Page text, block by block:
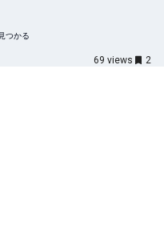
つかる
69 views 2